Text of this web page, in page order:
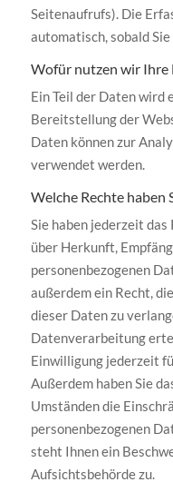
Seitenaufrufs). Die
automatisch, sobald
Wofür nutzen wir Ihre
Ein Teil der Daten wird
Bereitstellung der
Daten können zur
verwendet werden.
Welche Rechte haben
Sie haben jederzeit
über Herkunft,
personenbezogenen
außerdem ein Recht,
dieser Daten zu
Datenverarbeitung
Einwilligung jederzeit
Außerdem haben Sie
Umständen die
personenbezogenen
steht Ihnen ein
Aufsichtsbehörde zu.